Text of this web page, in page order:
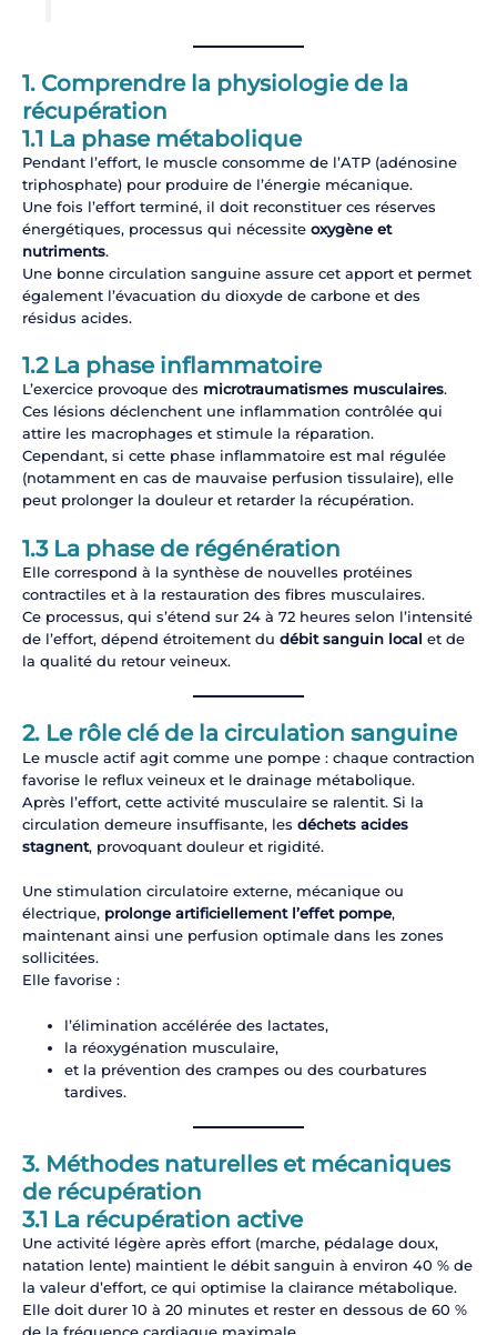
1. Comprendre la physiologie de la
récupération
1.1 La phase métabolique
Pendant l’effort, le muscle consomme de l’ATP (adénosine
triphosphate) pour produire de l’énergie mécanique.
Une fois l’effort terminé, il doit reconstituer ces réserves
énergétiques, processus qui nécessite oxygène et
nutriments.
Une bonne circulation sanguine assure cet apport et permet
également l’évacuation du dioxyde de carbone et des
résidus acides.
1.2 La phase inflammatoire
L’exercice provoque des microtraumatismes musculaires.
Ces lésions déclenchent une inflammation contrôlée qui
attire les macrophages et stimule la réparation.
Cependant, si cette phase inflammatoire est mal régulée
(notamment en cas de mauvaise perfusion tissulaire), elle
peut prolonger la douleur et retarder la récupération.
1.3 La phase de régénération
Elle correspond à la synthèse de nouvelles protéines
contractiles et à la restauration des fibres musculaires.
Ce processus, qui s’étend sur 24 à 72 heures selon l’intensité
de l’effort, dépend étroitement du débit sanguin local et de
la qualité du retour veineux.
2. Le rôle clé de la circulation sanguine
Le muscle actif agit comme une pompe : chaque contraction
favorise le reflux veineux et le drainage métabolique.
Après l’effort, cette activité musculaire se ralentit. Si la
circulation demeure insuffisante, les déchets acides
stagnent, provoquant douleur et rigidité.
Une stimulation circulatoire externe, mécanique ou
électrique, prolonge artificiellement l’effet pompe,
maintenant ainsi une perfusion optimale dans les zones
sollicitées.
Elle favorise :
l’élimination accélérée des lactates,
la réoxygénation musculaire,
et la prévention des crampes ou des courbatures
tardives.
3. Méthodes naturelles et mécaniques
de récupération
3.1 La récupération active
Une activité légère après effort (marche, pédalage doux,
natation lente) maintient le débit sanguin à environ 40 % de
la valeur d’effort, ce qui optimise la clairance métabolique.
Elle doit durer 10 à 20 minutes et rester en dessous de 60 %